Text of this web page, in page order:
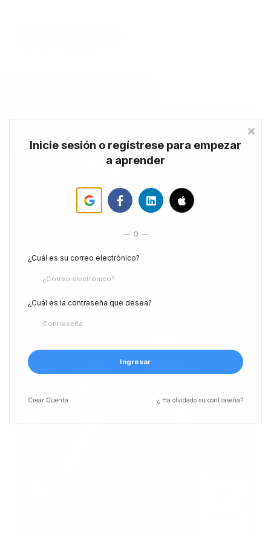
Inicie sesión o regístrese para empezar
a aprender
o
¿Cuál es su correo electrónico?
¿Cuál es la contraseña que desea?
Ingresar
Crear Cuenta ¿ Ha olvidado su contraseña?